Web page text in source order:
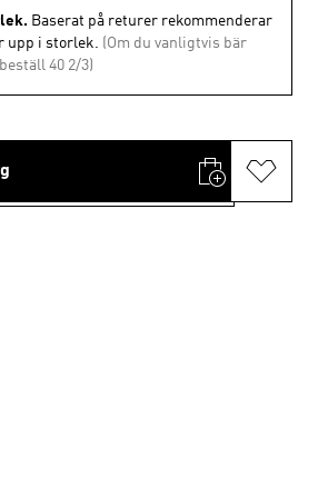
Baserat på returer rekommenderar
upp i storlek. (Om du vanligtvis bär
40 2/3)